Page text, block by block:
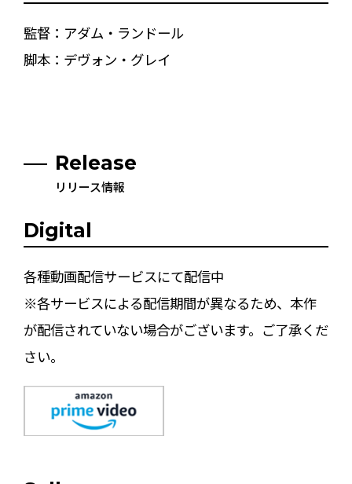
監督：アダム・ランドール
脚本：デヴォン・グレイ
Release
リリース情報
Digital
各種動画配信サービスにて配信中
※各サービスによる配信期間が異なるため、本作
が配信されていない場合がございます。ご了承くだ
さい。